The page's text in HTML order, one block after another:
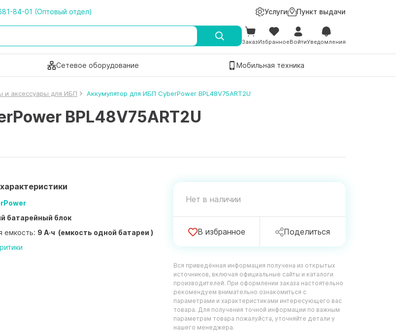
84-01 (Оптовый отдел) Услуги Пункт выдачи
ЗаказИзбранноеВойтиУведомления
Сетевое оборудование Мобильная техника
и аксессуары для ИБП Аккумулятор для ИБП CyberPower BPL48V75ART2U
BPL48V75ART2U
батарейный блок
емкость: 9 А·ч (емкость одной батареи )
Нет в наличии
В избранное Поделиться
Вся приведённая информация получена из открытых
источников, включая официальные сайты и каталоги
производителей. При оформлении заказа настоятельно
рекомендуем внимательно ознакомиться с
параметрами и характеристиками интересующего вас
товара. Для получения точной информации по важным
параметрам товара пожалуйста, уточняйте детали у
нашего менеджера.